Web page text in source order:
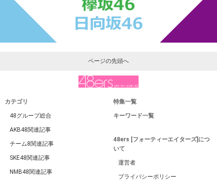
ページの先頭へ
カテゴリ
48グループ総合
AKB48関連記事
チーム8関連記事
SKE48関連記事
NMB48関連記事
特集一覧
キーワード一覧
48ers [フォーティーエイターズ]につ
いて
運営者
プライバシーポリシー